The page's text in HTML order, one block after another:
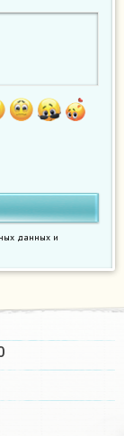
данных и